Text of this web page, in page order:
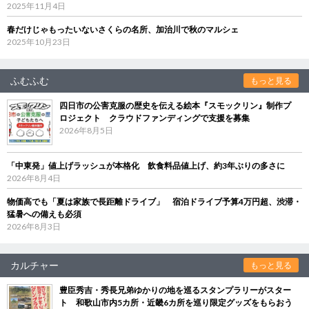
2025年11月4日
春だけじゃもったいないさくらの名所、加治川で秋のマルシェ
2025年10月23日
ふむふむ もっと見る
四日市の公害克服の歴史を伝える絵本『スモックリン』制作プ
ロジェクト クラウドファンディングで支援を募集
2026年8月5日
「中東発」値上げラッシュが本格化 飲食料品値上げ、約3年ぶりの多さに
2026年8月4日
物価高でも「夏は家族で長距離ドライブ」 宿泊ドライブ予算4万円超、渋滞・
猛暑への備えも必須
2026年8月3日
カルチャー もっと見る
豊臣秀吉・秀長兄弟ゆかりの地を巡るスタンプラリーがスター
ト 和歌山市内5カ所・近畿6カ所を巡り限定グッズをもらおう